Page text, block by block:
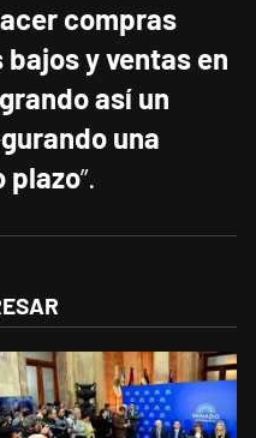
compras
y ventas en
así un
una
plazo”.